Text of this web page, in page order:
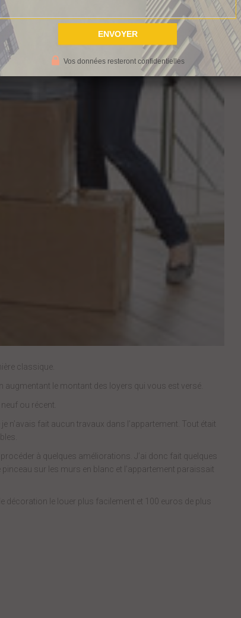
classique.
augmentant le montant des loyers qui vous est versé.
ou récent.
n’avais fait aucun travaux dans l’appartement. Tout était
à quelques améliorations. J’ai donc fait quelques
sur les murs en blanc et l’appartement paraissait
décoration le louer plus facilement et 100 euros de plus
Vos données resteront confidentielles